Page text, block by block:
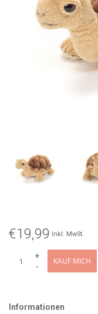
€19,99 Inkl. MwSt.
+
-
KAUF MICH
Informationen